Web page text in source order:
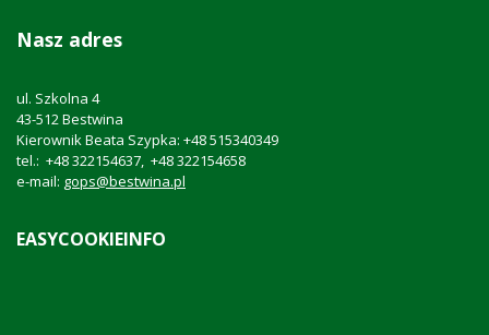
Nasz adres
ul. Szkolna 4
43-512 Bestwina
Kierownik Beata Szypka: +48 515340349
tel.: +48 322154637, +48 322154658
e-mail: gops@bestwina.pl
EASYCOOKIEINFO